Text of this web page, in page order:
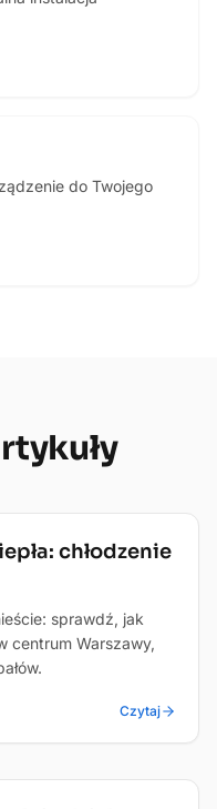
do Twojego
chłodzenie
sprawdź, jak
centrum Warszawy,
Czytaj